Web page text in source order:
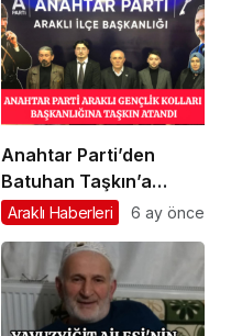
Anahtar Parti’den
Batuhan Taşkın’a
Önemli Görev
Araklı Haberleri 6 ay önce